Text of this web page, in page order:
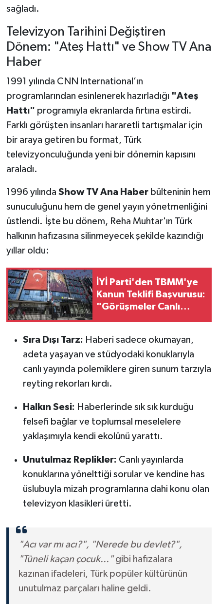
sağladı.
Televizyon Tarihini Değiştiren
Dönem: "Ateş Hattı" ve Show TV Ana
Haber
1991 yılında CNN International’ın
programlarından esinlenerek hazırladığı "Ateş
Hattı" programıyla ekranlarda fırtına estirdi.
Farklı görüşten insanları hararetli tartışmalar için
bir araya getiren bu format, Türk
televizyonculuğunda yeni bir dönemin kapısını
araladı.
1996 yılında Show TV Ana Haberbülteninin hem
sunuculuğunu hem de genel yayın yönetmenliğini
üstlendi. İşte bu dönem, Reha Muhtar'ın Türk
halkının hafızasına silinmeyecek şekilde kazındığı
yıllar oldu:
İYİ Parti'den TBMM'ye
Kanun Teklifi Başvurusu:
"Görüşmeler Canlı
Sıra Dışı Tarz: Haberi sadece okumayan,
adeta yaşayan ve stüdyodaki konuklarıyla
canlı yayında polemiklere giren sunum tarzıyla
reyting rekorları kırdı.
Halkın Sesi: Haberlerinde sık sık kurduğu
felsefi bağlar ve toplumsal meselelere
yaklaşımıyla kendi ekolünü yarattı.
Unutulmaz Replikler: Canlı yayınlarda
konuklarına yönelttiği sorular ve kendine has
üslubuyla mizah programlarına dahi konu olan
televizyon klasikleri üretti.
"Acı var mı acı?", "Nerede bu devlet?",
"Tüneli kaçan çocuk..."gibi hafızalara
kazınan ifadeleri, Türk popüler kültürünün
unutulmaz parçaları haline geldi.